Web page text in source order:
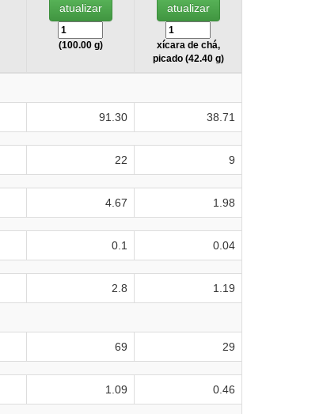
(100.00 g)
xícara de chá,
picado (42.40 g)
91.30 38.71
22 9
4.67 1.98
0.1 0.04
2.8 1.19
69 29
1.09 0.46